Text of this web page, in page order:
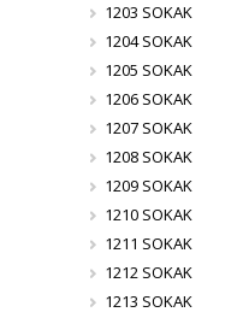
1203 SOKAK
1204 SOKAK
1205 SOKAK
1206 SOKAK
1207 SOKAK
1208 SOKAK
1209 SOKAK
1210 SOKAK
1211 SOKAK
1212 SOKAK
1213 SOKAK